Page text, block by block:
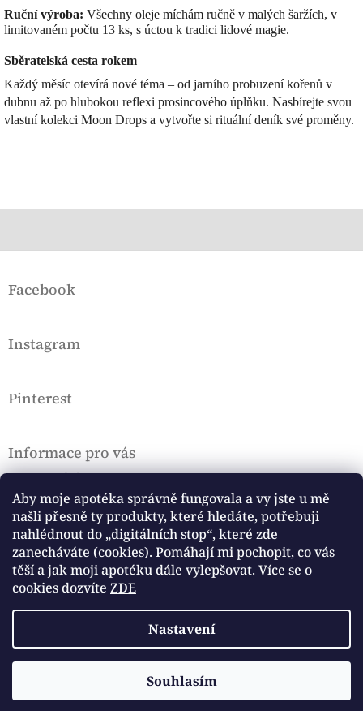
Aby moje apotéka správně fungovala a vy jste u mě
našli přesně ty produkty, které hledáte, potřebuji
nahlédnout do „digitálních stop“, které zde
zanecháváte (cookies). Pomáhají mi pochopit, co vás
těší a jak moji apotéku dále vylepšovat. Více se o
cookies dozvíte ZDE
Nastavení
Souhlasím
📜Ke každé objednávce nad 1100 Kč dávám jako dárek můj
speciální e-book! Každý měsíc otevřeme jedno z témat tradcraftu.
u
Ruční výroba: Všechny oleje míchám ručně v malých šaržích, v
limitovaném počtu 13 ks, s úctou k tradici lidové magie.
Sběratelská cesta rokem
Každý měsíc otevírá nové téma – od jarního probuzení kořenů v
dubnu až po hlubokou reflexi prosincového úplňku. Nasbírejte svou
vlastní kolekci Moon Drops a vytvořte si rituální deník své proměny.
pFacebook
Instagram
Pinterest
Informace pro vás
Doprava a platba
VOP a Rekl. řád
Podmínky ochrany osobních údajů, Cookies
Hodnocení obchodu
Přijímáme online platby
Copyright 2026Cottage Witch Apothecary
práva vyhrazena.